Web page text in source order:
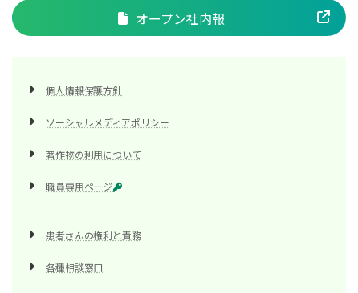
オープン社内報
個人情報保護方針
ソーシャルメディアポリシー
著作物の利用について
職員専用ページ
患者さんの権利と責務
各種相談窓口